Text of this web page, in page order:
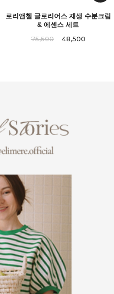
로리앤첼 글로리어스 재생 수분크림
& 에센스 세트
75,500
48,500